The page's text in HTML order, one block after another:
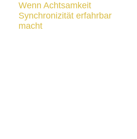
Wenn Achtsamkeit
Synchronizität erfahrbar
macht